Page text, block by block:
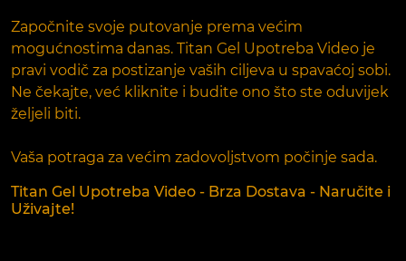
Započnite svoje putovanje prema većim
mogućnostima danas. Titan Gel Upotreba Video je
pravi vodič za postizanje vaših ciljeva u spavaćoj sobi.
Ne čekajte, već kliknite i budite ono što ste oduvijek
željeli biti.
Vaša potraga za većim zadovoljstvom počinje sada.
Titan Gel Upotreba Video - Brza Dostava - Naručite i
Uživajte!